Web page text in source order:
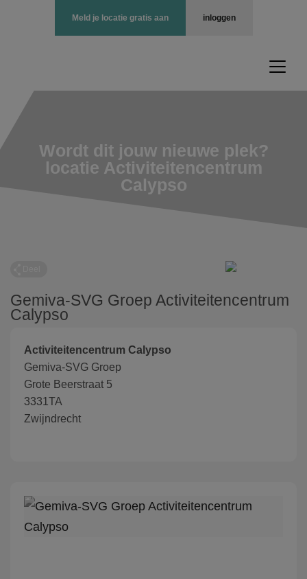
inloggen
Meld je locatie gratis aan
Wordt dit jouw nieuwe plek?
locatie Activiteitencentrum
Calypso
Gemiva-SVG Groep Activiteitencentrum
Calypso
Activiteitencentrum Calypso
Gemiva-SVG Groep
Grote Beerstraat 5
3331TA
Zwijndrecht